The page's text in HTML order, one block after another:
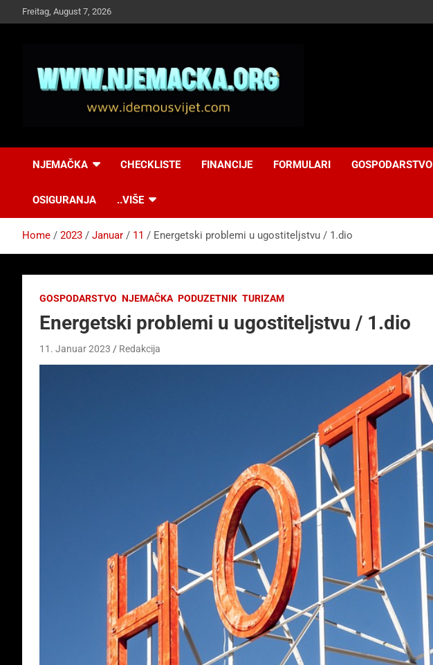
to
Freitag, August 7, 2026
Idemo u Svijet-
NJEMAČKA CHECKLISTE FINANCIJE FORMULARI GOSPODARSTVO
OSIGURANJA ..VIŠE
Home 2023 Januar 11 Energetski problemi u ugostiteljstvu / 1.dio
GOSPODARSTVO NJEMAČKA PODUZETNIK TURIZAM
Energetski problemi u ugostiteljstvu / 1.dio
11. Januar 2023 Redakcija